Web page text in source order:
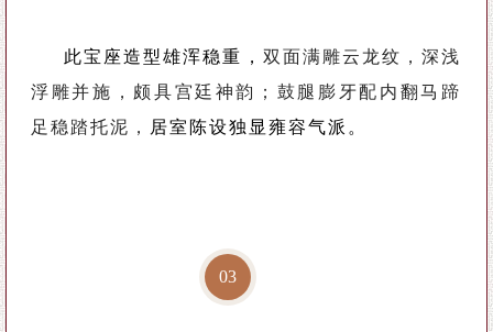
此宝座造型雄浑稳重， 双面满雕云龙纹，深浅
浮雕并施，颇具宫廷神韵；鼓腿膨牙配内翻马蹄
足稳踏托泥，
居室陈设独显雍容气派。
03